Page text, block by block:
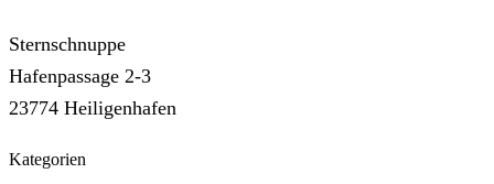
Sternschnuppe
Hafenpassage 2-3
23774 Heiligenhafen
Kategorien